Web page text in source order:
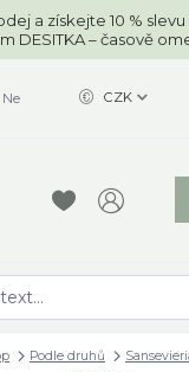
a získejte 10 %
DESITKA – časově
CZK
Ne
Podle druhů